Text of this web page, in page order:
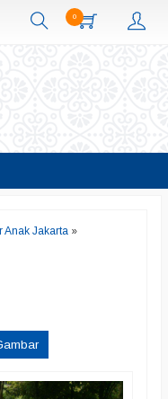
0
Anak Jakarta »